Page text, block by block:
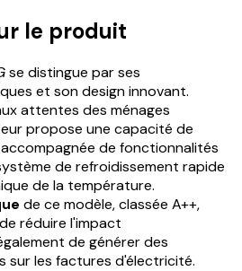
le produit
se distingue par ses
et son design innovant.
attentes des ménages
propose une capacité de
de fonctionnalités
de refroidissement rapide
de la température.
de ce modèle, classée A++,
réduire l'impact
de générer des
sur les factures d'électricité.